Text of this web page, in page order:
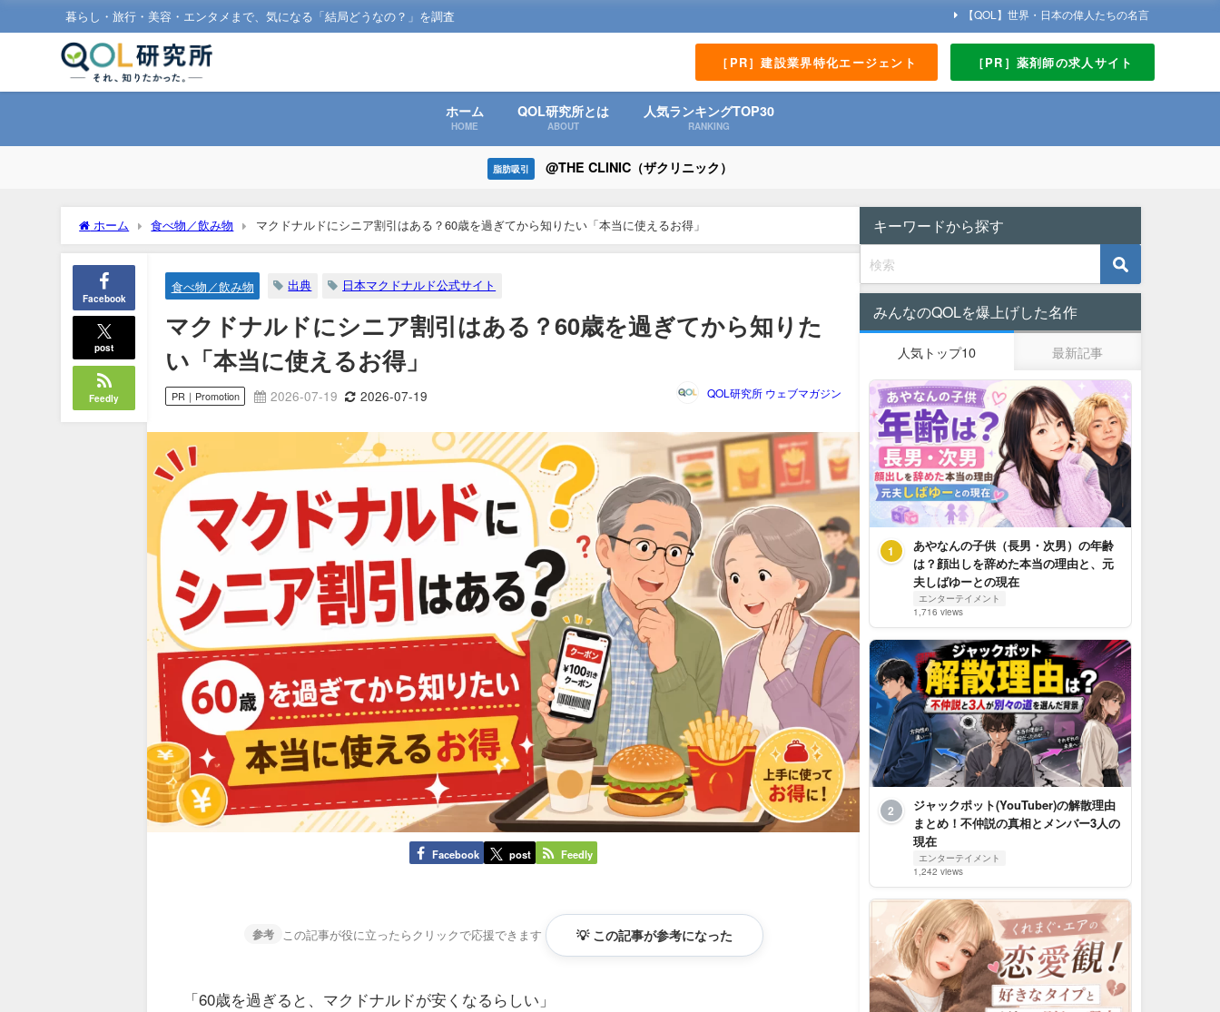
暮らし・旅行・美容・エンタメまで、気になる「結局どうなの？」を調査 【QOL】世界・日本の偉人たちの名言
［PR］建設業界特化エージェント ［PR］薬剤師の求人サイト
ホーム
HOME
QOL研究所とは
ABOUT
人気ランキングTOP30
RANKING
脂肪吸引 @THE CLINIC（ザクリニック）
ホーム 食べ物／飲み物 マクドナルドにシニア割引はある？60歳を過ぎてから知りたい「本当に使えるお得」
Facebook
post
Feedly
食べ物／飲み物 出典 日本マクドナルド公式サイト
マクドナルドにシニア割引はある？60歳を過ぎてから知りた
い「本当に使えるお得」
PR｜Promotion 2026-07-19 2026-07-19 QOL研究所 ウェブマガジン
Facebook post Feedly
参考 この記事が役に立ったらクリックで応援できます 💡 この記事が参考になった
「60歳を過ぎると、マクドナルドが安くなるらしい」
キーワードから探す
みんなのQOLを爆上げした名作
人気トップ10 最新記事
1
あやなんの子供（長男・次男）の年齢
は？顔出しを辞めた本当の理由と、元
夫しばゆーとの現在
エンターテイメント
1,716 views
2
ジャックポット(YouTuber)の解散理由
まとめ！不仲説の真相とメンバー3人の
現在
エンターテイメント
1,242 views